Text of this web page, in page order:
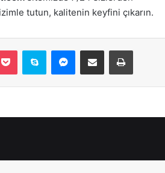
tutun, kalitenin keyfini çıkarın.
Pocket Skype Messenger
E-Posta ile paylaş Yazdır